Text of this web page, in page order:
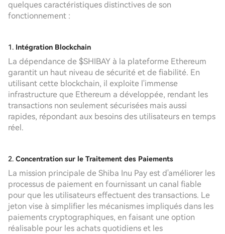
quelques caractéristiques distinctives de son
fonctionnement :
1. Intégration Blockchain
La dépendance de $SHIBAY à la plateforme Ethereum
garantit un haut niveau de sécurité et de fiabilité. En
utilisant cette blockchain, il exploite l'immense
infrastructure que Ethereum a développée, rendant les
transactions non seulement sécurisées mais aussi
rapides, répondant aux besoins des utilisateurs en temps
réel.
2. Concentration sur le Traitement des Paiements
La mission principale de Shiba Inu Pay est d'améliorer les
processus de paiement en fournissant un canal fiable
pour que les utilisateurs effectuent des transactions. Le
jeton vise à simplifier les mécanismes impliqués dans les
paiements cryptographiques, en faisant une option
réalisable pour les achats quotidiens et les